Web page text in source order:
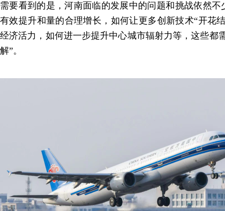
需要看到的是，河南面临的发展中的问题和挑战依然
有效提升和量的合理增长，如何让更多创新技术“开花
经济活力，如何进一步提升中心城市辐射力等，这些都
解”。